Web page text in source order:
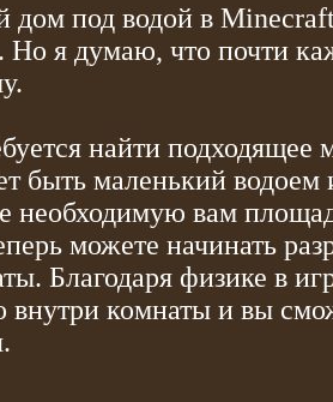
дом под водой в
Но я думаю, что почти
найти подходящее
быть маленький
необходимую вам
можете начинать
Благодаря физике в
внутри комнаты и вы